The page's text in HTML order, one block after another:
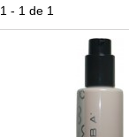
- 1 de 1